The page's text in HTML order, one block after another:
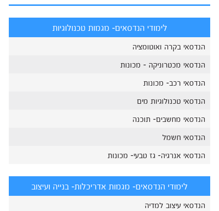
לימודי הנדסאים- מגמות טכנולוגיות
הנדסאי בקרה ואוטומציה
הנדסאי מכטרוניקה - מכונות
הנדסאי רכב- מכונות
הנדסאי טכנולוגיות מים
הנדסאי מחשבים- תוכנה
הנדסאי חשמל
הנדסאי אנרגיה- גז טבעי- מכונות
לימודי הנדסאים- מגמות אדריכלות- בנייה ועיצוב
הנדסאי עיצוב למדיה